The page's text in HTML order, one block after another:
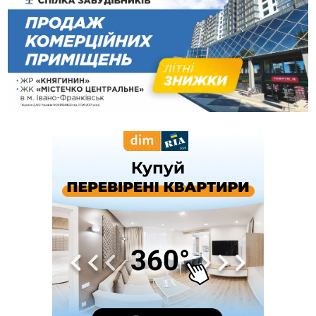
підприємців оштрафували на 272 тисячі гривень
10:09
Яремчанський суд виніс вирок чоловіку, який у Буковелі
вкрав із супермаркету пляшку віскі за 8,5 тисяч
09:53
В урочищі біля Галича археологи відкопали давньоруську
вагову гирку XII–XIII століть
09:39
У Франківську медики провели серію складних операцій
на аорті
У Богородчанах на "зебрі" водій Audi наїхав на
Загальна площа всіх книгарень України - трохи більше ніж 6
футбольних полів
На "зебрі" у Франківську два мотоциклісти збили жінку
Прикарпаття серед лідерів за будівництвом новобудов і
рекордсмен за зростанням цін на житло
Де безпечно купатися на Прикарпатті?
У Франківську дружина загиблого воїна створила
організацію «КОД 7'Я», аби підтримувати військових та їхні